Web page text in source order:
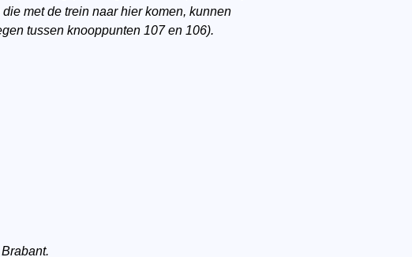
met de trein naar hier komen, kunnen
tussen knooppunten 107 en 106).